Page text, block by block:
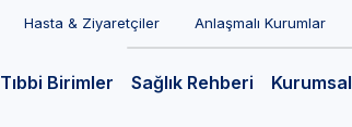
Hasta & Ziyaretçiler Anlaşmalı Kurumlar
Tıbbi Birimler Sağlık Rehberi Kurumsal